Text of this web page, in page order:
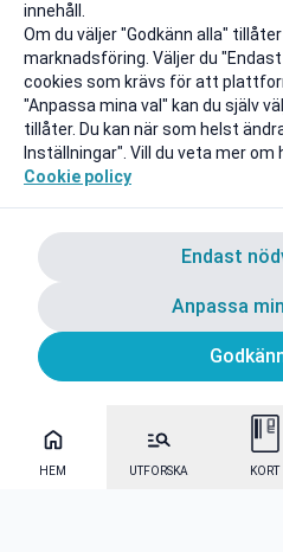
HEM UTFORSKA KORT
innehåll.
Om du väljer "Godkänn alla"
marknadsföring. Väljer du
cookies som krävs för att
"Anpassa mina val" kan du själv
tillåter. Du kan när som helst
Inställningar". Vill du veta mer om
Cookie policy
Endast
Anpassa